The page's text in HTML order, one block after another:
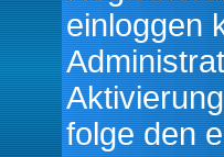
einloggen
folge den